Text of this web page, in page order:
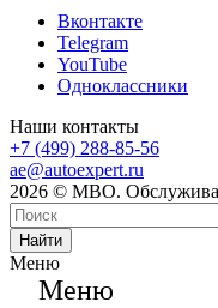
Вконтакте
Telegram
YouTube
Одноклассники
Наши контакты
+7 (499) 288-85-56
ae@autoexpert.ru
2026 © МВО.
Найти
Меню
Меню